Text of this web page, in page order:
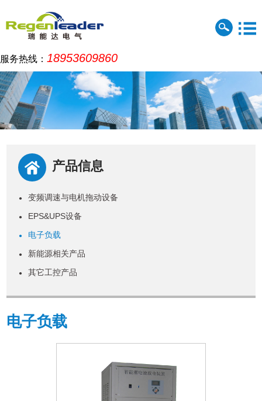
服务热线： 18953609860
产品信息
● 变频调速与电机拖动设备
● EPS&UPS设备
● 电子负载
● 新能源相关产品
● 其它工控产品
电子负载